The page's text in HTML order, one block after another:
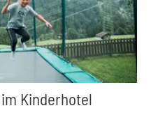
Kinderhotel